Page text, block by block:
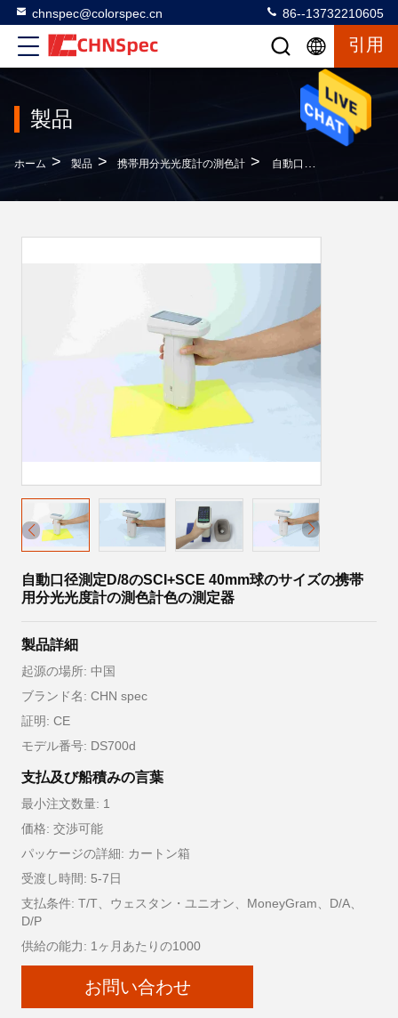
chnspec@colorspec.cn 86--13732210605
引用
製品
ホーム > 製品 > 携帯用分光光度計の測色計 > 自動口径測定D/8のSCI+SCE 40mm球のサイズの携帯用分光光度計の測色計色の測定器
自動口径測定D/8のSCI+SCE 40mm球のサイズの携帯
用分光光度計の測色計色の測定器
製品詳細
起源の場所: 中国
ブランド名: CHN spec
証明: CE
モデル番号: DS700d
支払及び船積みの言葉
最小注文数量: 1
価格: 交渉可能
パッケージの詳細: カートン箱
受渡し時間: 5-7日
支払条件: T/T、ウェスタン・ユニオン、MoneyGram、D/A、
D/P
供給の能力: 1ヶ月あたりの1000
お問い合わせ